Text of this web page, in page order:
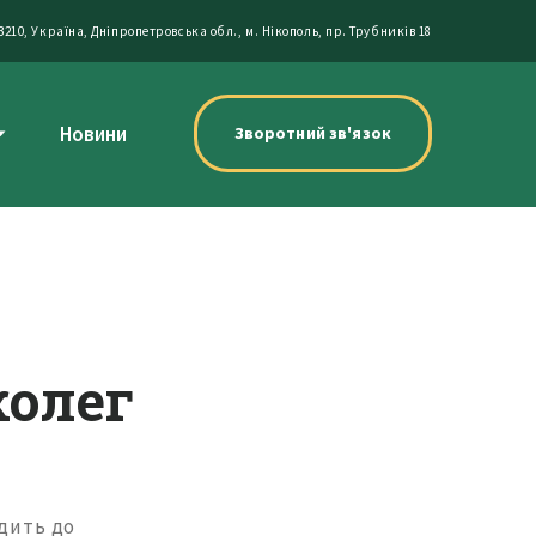
Україна, Дніпропетровська обл., м. Нікополь, пр. Трубників 18
Новини Зворотний зв'язок
до